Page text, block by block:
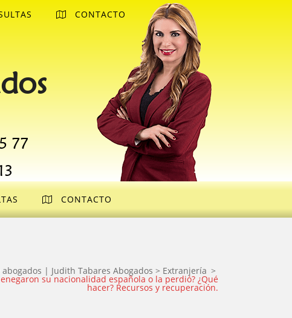
77
CONTACTO
CONTACTO
| Judith Tabares Abogados > Extranjería >
su nacionalidad española o la perdió? ¿Qué
hacer? Recursos y recuperación.